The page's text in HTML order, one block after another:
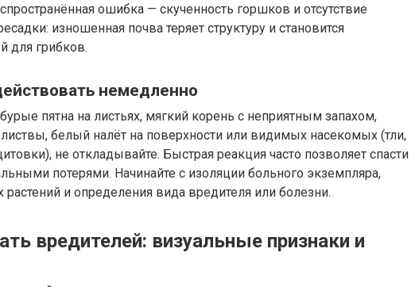
ошибка — скученность горшков и отсутствие
изношенная почва теряет структуру и становится
для грибков.
немедленно
пятна на листьях, мягкий корень с неприятным запахом,
белый налёт на поверхности или видимых насекомых (тли,
не откладывайте. Быстрая реакция часто позволяет спасти
потерями. Начинайте с изоляции больного экземпляра,
растений и определения вида вредителя или болезни.
вредителей: визуальные признаки и